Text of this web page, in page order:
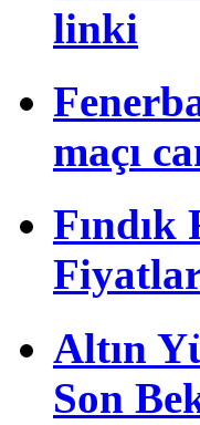
linki
maçı
Fındık
Altın
Son